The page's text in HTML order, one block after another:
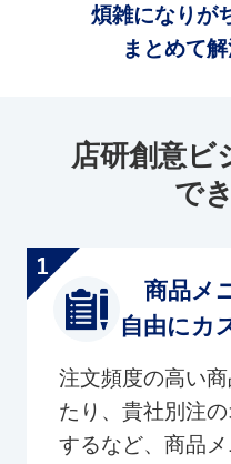
煩雑になりが
まとめて解
店研創意ビ
で
商品メ
自由にカ
注文頻度の高い
たり、貴社別注
するなど、商品